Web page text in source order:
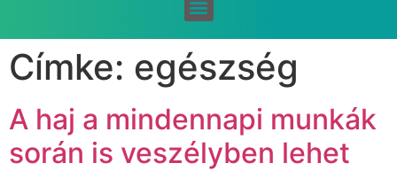
Címke: egészség
A haj a mindennapi munkák
során is veszélyben lehet